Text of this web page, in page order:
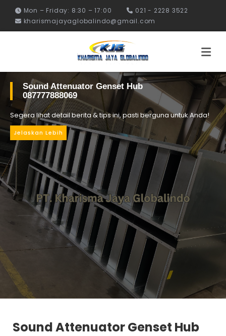
Mon – Friday: 8:30 – 17:00
021 - 2228 3522
kharismajayaglobalindo@gmail.com
Sound Attenuator Genset Hub
087777888069
Segera lihat detail berita & tips ini, pasti berguna untuk Anda!
Jelaskan Lebih
Sound Attenuator Genset Hub